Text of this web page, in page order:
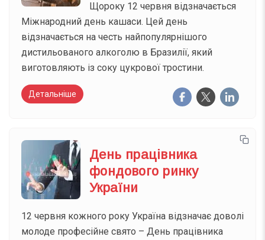
Щороку 12 червня відзначається
Міжнародний день кашаси. Цей день
відзначається на честь найпопулярнішого
дистильованого алкоголю в Бразилії, який
виготовляють із соку цукрової тростини.
Детальніше
День працівника
фондового ринку
України
12 червня кожного року Україна відзначає доволі
молоде професійне свято – День працівника